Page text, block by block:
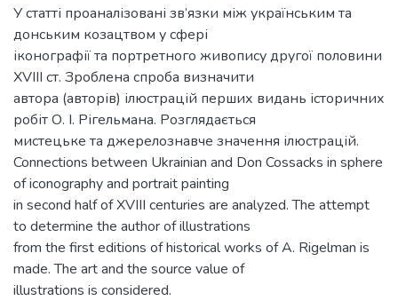
У статті проаналізовані зв’язки між українським та
донським козацтвом у сфері
іконографії та портретного живопису другої половини
XVIII ст. Зроблена спроба визначити
автора (авторів) ілюстрацій перших видань історичних
робіт О. І. Рігельмана. Розглядається
мистецьке та джерелознавче значення ілюстрацій.
Connections between Ukrainian and Don Cossacks in sphere
of iconography and portrait painting
in second half of XVIII centuries are analyzed. The attempt
to determine the author of illustrations
from the first editions of historical works of A. Rigelman is
made. The art and the source value of
illustrations is considered.